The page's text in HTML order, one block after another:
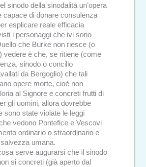
sinodo della sinodalità un’opera
capace di donare consulenza
esplicare reale efficacia
i personaggi che ivi sono
che Burke non riesce (o
vedere è che, se ritiene (come
sinodo o concilio
da Bergoglio) che tali
opere morte, cioè non
al Signore e concreti frutti di
gli uomini, allora dovrebbe
sono state violate le leggi
vedono Pontefice e Vescovi
ordinario o straordinario e
umana.
serve augurarsi che il sinodo
si concreti (già aperto dal